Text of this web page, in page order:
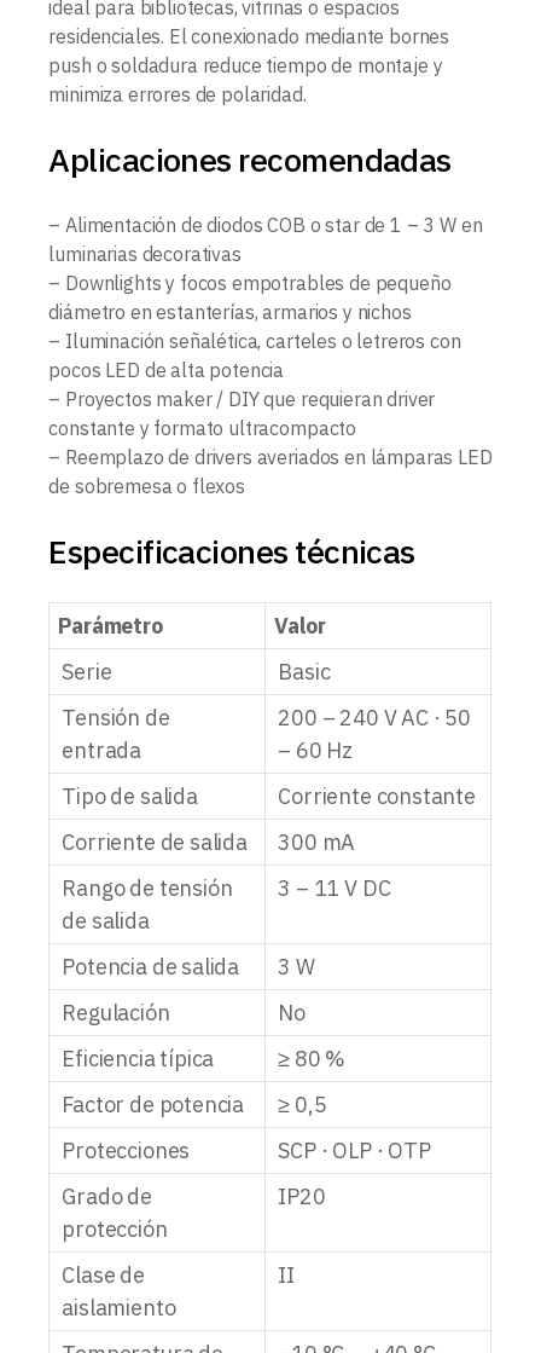
ideal para bibliotecas, vitrinas o espacios
residenciales. El conexionado mediante bornes
push o soldadura reduce tiempo de montaje y
minimiza errores de polaridad.
Aplicaciones recomendadas
– Alimentación de diodos COB o star de 1 – 3 W en
luminarias decorativas
– Downlights y focos empotrables de pequeño
diámetro en estanterías, armarios y nichos
– Iluminación señalética, carteles o letreros con
pocos LED de alta potencia
– Proyectos maker / DIY que requieran driver
constante y formato ultracompacto
– Reemplazo de drivers averiados en lámparas LED
de sobremesa o flexos
Especificaciones técnicas
Parámetro
Valor
Serie
Basic
Tensión de
entrada
200 – 240 V AC · 50
– 60 Hz
Tipo de salida
Corriente constante
Corriente de salida
300 mA
Rango de tensión
de salida
3 – 11 V DC
Potencia de salida
3 W
Regulación
No
Eficiencia típica
≥ 80 %
Factor de potencia
≥ 0,5
Protecciones
SCP · OLP · OTP
Grado de
protección
IP20
Clase de
aislamiento
II